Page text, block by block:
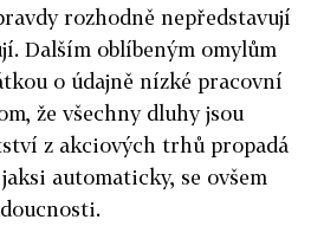
rozhodně nepředstavují
Dalším oblíbeným omylům
o údajně nízké pracovní
že všechny dluhy jsou
z akciových trhů propadá
automaticky, se ovšem